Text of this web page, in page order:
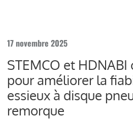
17 novembre 2025
STEMCO et
pour améliorer la
essieux à disque
remorque